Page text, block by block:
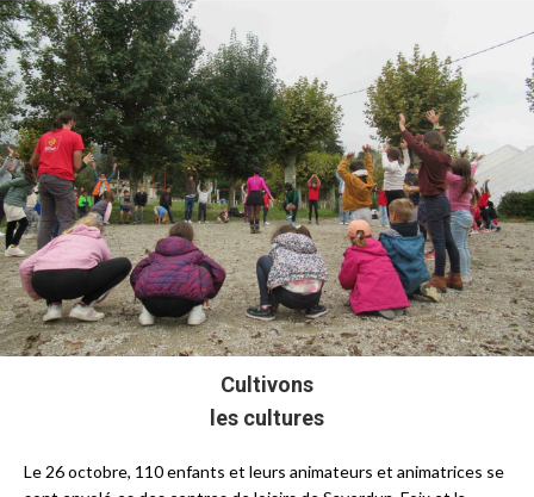
Cultivons
les cultures
Le 26 octobre, 110 enfants et leurs animateurs et animatrices se